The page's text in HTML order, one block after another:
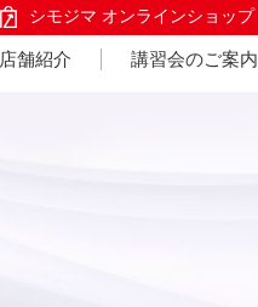
シモジマ オンラインショップ
店舗紹介 講習会のご案内